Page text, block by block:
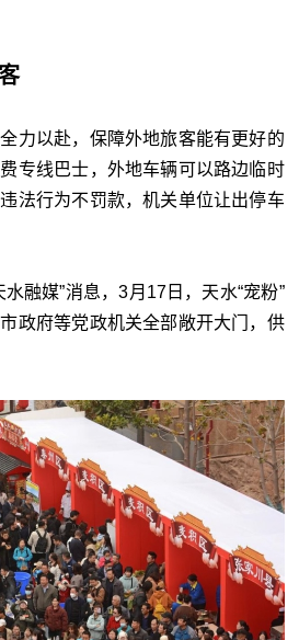
力以赴，保障外地旅客能有更好的
专线巴士，外地车辆可以路边临时
法行为不罚款，机关单位让出停车
融媒”消息，3月17日，天水“宠粉”
政府等党政机关全部敞开大门，供